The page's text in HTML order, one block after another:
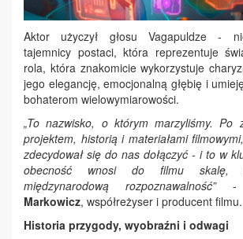
Aktor użyczył głosu Vagapuldze -
tajemnicy postaci, która reprezentuje
rola, która znakomicie wykorzystuje
jego elegancję, emocjonalną głębię i
bohaterom wielowymiarowości.
„To nazwisko, o którym marzyliśmy. Po
projektem, historią i materiałami
zdecydował się do nas dołączyć - i to w
obecność wnosi do filmu skalę,
międzynarodową rozpoznawalność”-
Markowicz, współreżyser i producent filmu.
Historia przygody, wyobraźni i odwagi